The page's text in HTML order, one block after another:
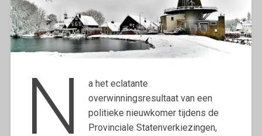
N
a het eclatante
overwinningsresultaat van een
politieke nieuwkomer tijdens de
Provinciale Statenverkiezingen,